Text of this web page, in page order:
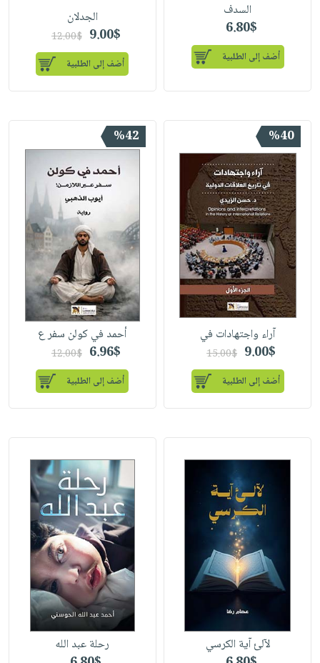
السدف
6.80$
أضف إلى الطلبية
الجدلان
9.00$
12.00$
أضف إلى الطلبية
%40
آراء واجتهادات في
9.00$
15.00$
أضف إلى الطلبية
%42
أحمد في كولن سفر ع
6.96$
12.00$
أضف إلى الطلبية
لآلئ آية الكرسي رحلة عبد الله